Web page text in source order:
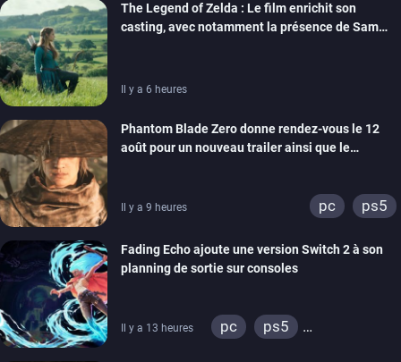
The Legend of Zelda : Le film enrichit son
casting, avec notamment la présence de Sam
Il y a 6 heures
Phantom Blade Zero donne rendez-vous le 12
août pour un nouveau trailer ainsi que le
Il y a 9 heures pc ps5
Fading Echo ajoute une version Switch 2 à son
planning de sortie sur consoles
Il y a 13 heures pc
ps5